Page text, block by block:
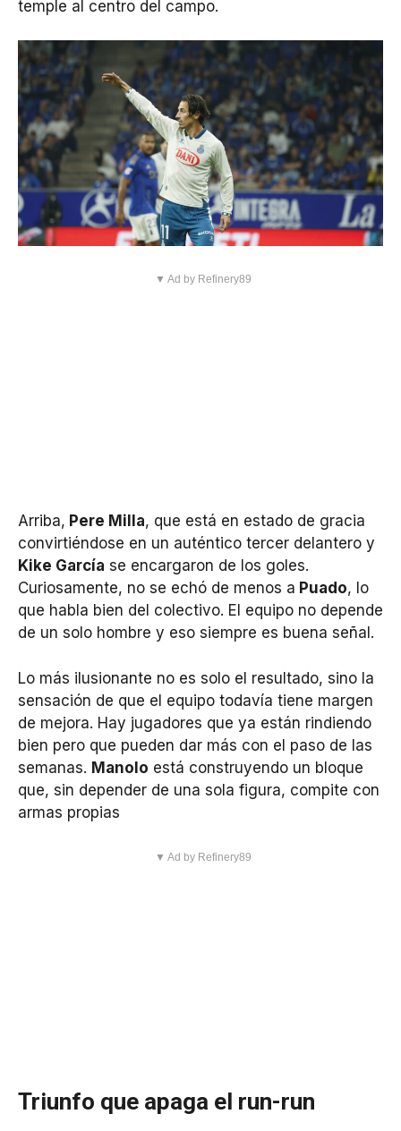
temple al centro del campo.
▼ Ad by Refinery89
Arriba, Pere Milla, que está en estado de gracia
convirtiéndose en un auténtico tercer delantero y
Kike García se encargaron de los goles.
Curiosamente, no se echó de menos a Puado, lo
que habla bien del colectivo. El equipo no depende
de un solo hombre y eso siempre es buena señal.
Lo más ilusionante no es solo el resultado, sino la
sensación de que el equipo todavía tiene margen
de mejora. Hay jugadores que ya están rindiendo
bien pero que pueden dar más con el paso de las
semanas. Manolo está construyendo un bloque
que, sin depender de una sola figura, compite con
armas propias
▼ Ad by Refinery89
Triunfo que apaga el run-run